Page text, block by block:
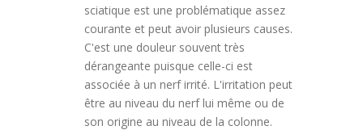
sciatique est une problématique assez
courante et peut avoir plusieurs causes.
C'est une douleur souvent très
dérangeante puisque celle-ci est
associée à un nerf irrité. L'irritation peut
être au niveau du nerf lui même ou de
son origine au niveau de la colonne.